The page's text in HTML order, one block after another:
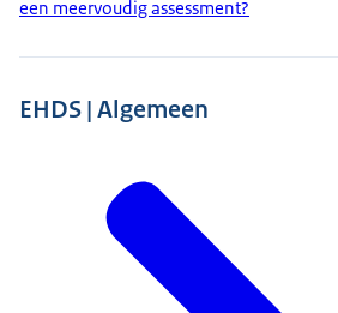
een meervoudig assessment?
EHDS | Algemeen